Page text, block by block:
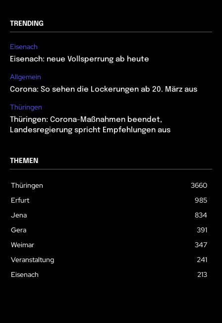
TRENDING
Eisenach
Eisenach: neue Vollsperrung ab heute
Allgemein
Corona: So sehen die Lockerungen ab 20. März aus
Thüringen
Thüringen: Corona-Maßnahmen beendet,
Landesregierung spricht Empfehlungen aus
THEMEN
Thüringen
3660
Erfurt
985
Jena
834
Gera
391
Weimar
347
Veranstaltung
241
Eisenach
213